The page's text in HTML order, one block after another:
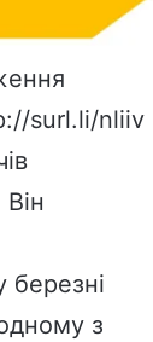
surl.li/nliiv
березні
з